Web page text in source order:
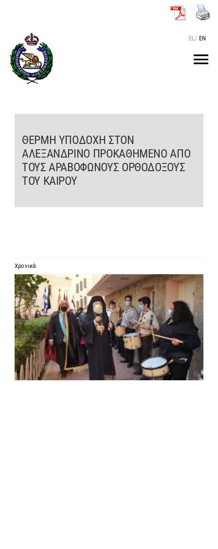
περιεχόμενο
EL/ EN
ΤΟ ΠΑΤΡΙΑΡΧΕΙΟ
MEDIA
ΕΝΗΜΕΡΩΣΗ
ΣΥΝΔΕΣΕΙΣ
ΘΕΡΜΗ ΥΠΟΔΟΧΗ ΣΤΟΝ
ΑΛΕΞΑΝΔΡΙΝΟ ΠΡΟΚΑΘΗΜΕΝΟ ΑΠΟ
ΤΟΥΣ ΑΡΑΒΟΦΩΝΟΥΣ ΟΡΘΟΔΟΞΟΥΣ
ΤΟΥ ΚΑΙΡΟΥ
Χρονικά
Προβολή
μεγαλύτερης
εικόνας